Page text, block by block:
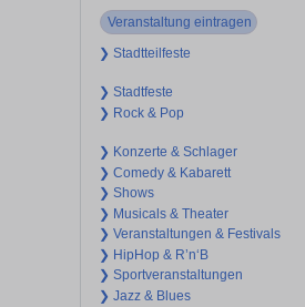
Veranstaltung eintragen
❯ Stadtteilfeste
❯ Stadtfeste
❯ Rock & Pop
❯ Konzerte & Schlager
❯ Comedy & Kabarett
❯ Shows
❯ Musicals & Theater
❯ Veranstaltungen & Festivals
❯ HipHop & R’n‘B
❯ Sportveranstaltungen
❯ Jazz & Blues